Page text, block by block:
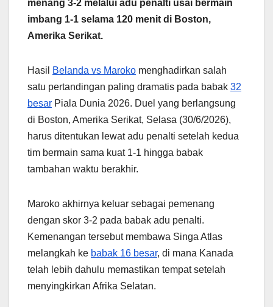
menang 3-2 melalui adu penalti usai bermain
imbang 1-1 selama 120 menit di Boston,
Amerika Serikat.
Hasil Belanda vs Maroko menghadirkan salah
satu pertandingan paling dramatis pada babak 32
besar Piala Dunia 2026. Duel yang berlangsung
di Boston, Amerika Serikat, Selasa (30/6/2026),
harus ditentukan lewat adu penalti setelah kedua
tim bermain sama kuat 1-1 hingga babak
tambahan waktu berakhir.
Maroko akhirnya keluar sebagai pemenang
dengan skor 3-2 pada babak adu penalti.
Kemenangan tersebut membawa Singa Atlas
melangkah ke babak 16 besar, di mana Kanada
telah lebih dahulu memastikan tempat setelah
menyingkirkan Afrika Selatan.